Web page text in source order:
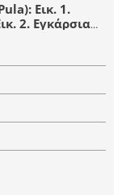
Εικ. 1.
2. Εγκάρσια